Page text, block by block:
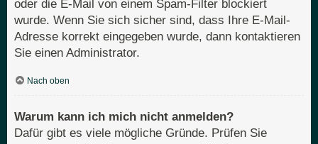
oder die E-Mail von einem Spam-Filter blockiert
wurde. Wenn Sie sich sicher sind, dass Ihre E-Mail-
Adresse korrekt eingegeben wurde, dann kontaktieren
Sie einen Administrator.
Nach oben
Warum kann ich mich nicht anmelden?
Dafür gibt es viele mögliche Gründe. Prüfen Sie